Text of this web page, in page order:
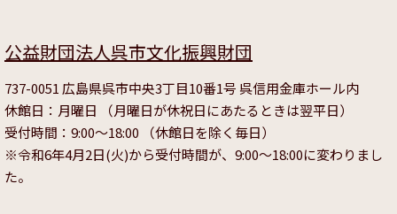
公益財団法人呉市文化振興財団
737-0051 広島県呉市中央3丁目10番1号 呉信用金庫ホール内
休館日：月曜日 （月曜日が休祝日にあたるときは翌平日）
受付時間：9:00～18:00 （休館日を除く毎日）
※令和6年4月2日(火)から受付時間が、9:00～18:00に変わりまし
た。